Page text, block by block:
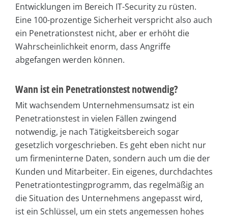
Entwicklungen im Bereich IT-Security zu rüsten.
Eine 100-prozentige Sicherheit verspricht also auch
ein Penetrationstest nicht, aber er erhöht die
Wahrscheinlichkeit enorm, dass Angriffe
abgefangen werden können.
Wann ist ein Penetrationstest notwendig?
Mit wachsendem Unternehmensumsatz ist ein
Penetrationstest in vielen Fällen zwingend
notwendig, je nach Tätigkeitsbereich sogar
gesetzlich vorgeschrieben. Es geht eben nicht nur
um firmeninterne Daten, sondern auch um die der
Kunden und Mitarbeiter. Ein eigenes, durchdachtes
Penetrationtestingprogramm, das regelmäßig an
die Situation des Unternehmens angepasst wird,
ist ein Schlüssel, um ein stets angemessen hohes